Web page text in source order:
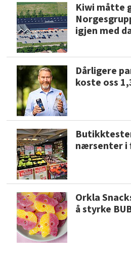
Kiwi måtte
igjen med
Dårligere
koste oss
nærsenter i
Orkla
å styrke